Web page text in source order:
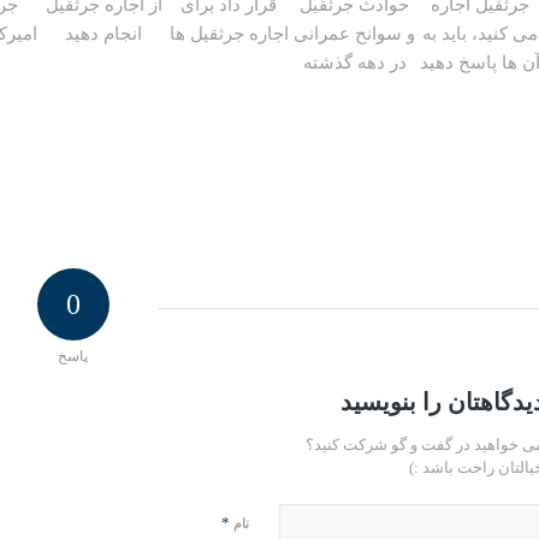
0
پاسخ
را بنویسید
خواهید در گفت و گو شرکت کنید؟
راحت باشد :)
نام *